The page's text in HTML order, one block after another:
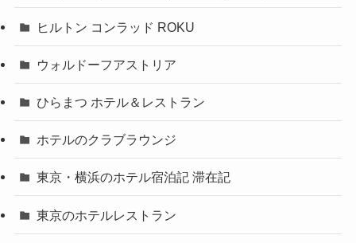
ヒルトン コンラッド ROKU
ウォルドーフアストリア
ひらまつ ホテル＆レストラン
ホテルのクラブラウンジ
東京・横浜のホテル宿泊記 滞在記
東京のホテルレストラン